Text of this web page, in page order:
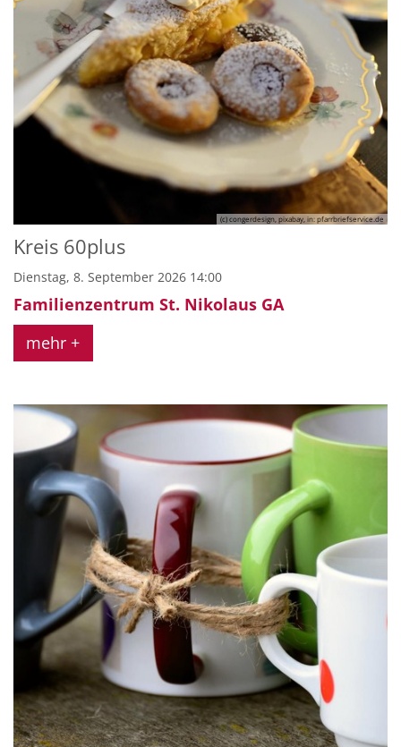
(c) congerdesign, pixabay, in: pfarrbriefservice.de
Kreis 60plus
Dienstag, 8. September 2026 14:00
Familienzentrum St. Nikolaus GA
mehr +